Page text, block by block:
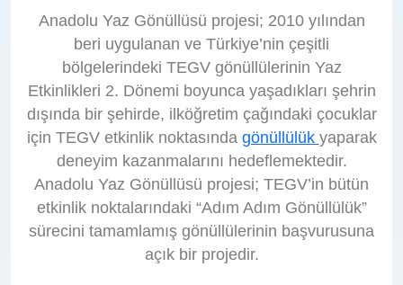
Anadolu Yaz Gönüllüsü projesi; 2010 yılından
beri uygulanan ve Türkiye’nin çeşitli
bölgelerindeki TEGV gönüllülerinin Yaz
Etkinlikleri 2. Dönemi boyunca yaşadıkları şehrin
dışında bir şehirde, ilköğretim çağındaki çocuklar
için TEGV etkinlik noktasında gönüllülük yaparak
deneyim kazanmalarını hedeflemektedir.
Anadolu Yaz Gönüllüsü projesi; TEGV’in bütün
etkinlik noktalarındaki “Adım Adım Gönüllülük”
sürecini tamamlamış gönüllülerinin başvurusuna
açık bir projedir.